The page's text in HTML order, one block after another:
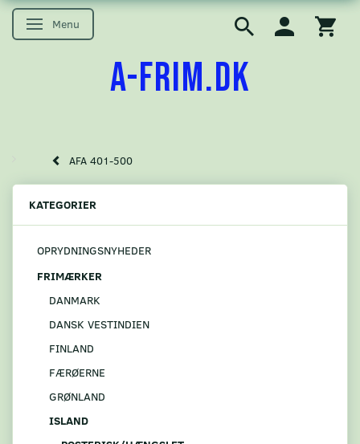
Skifte navigation
Menu
A-FRIM.DK
AFA 401-500
KATEGORIER
OPRYDNINGSNYHEDER
FRIMÆRKER
DANMARK
DANSK VESTINDIEN
FINLAND
FÆRØERNE
GRØNLAND
ISLAND